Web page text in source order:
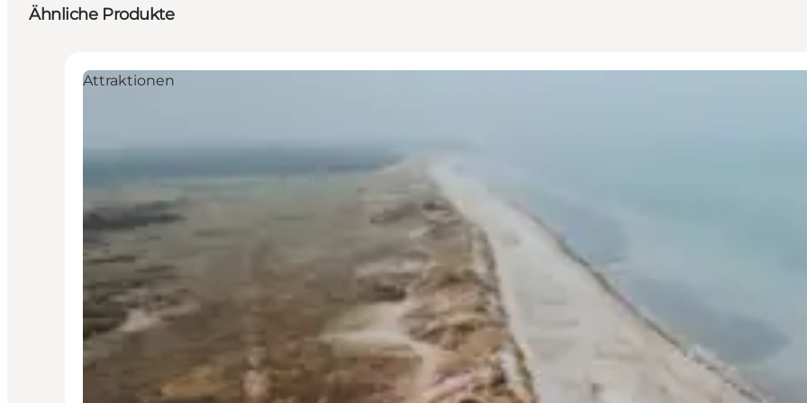
Ähnliche Produkte
Attraktionen